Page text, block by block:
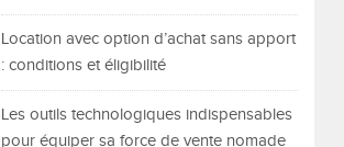
Location avec option d’achat sans apport
: conditions et éligibilité
Les outils technologiques indispensables
pour équiper sa force de vente nomade